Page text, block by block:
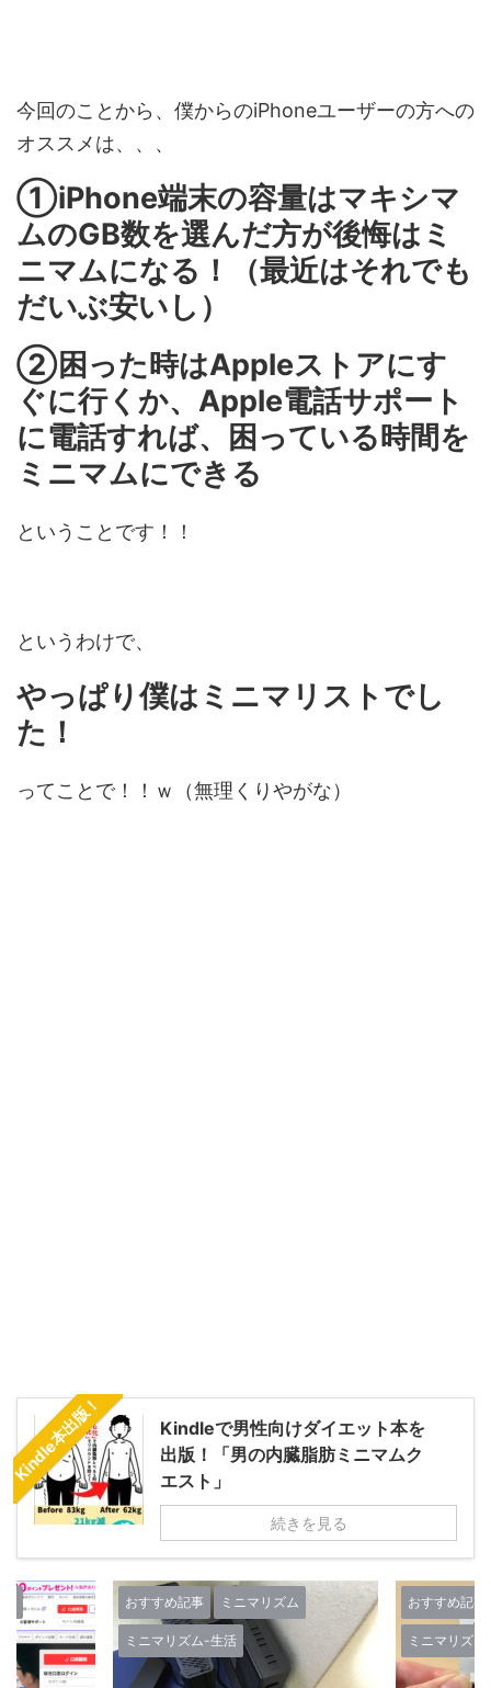
今回のことから、僕からのiPhoneユーザーの方への
オススメは、、、
①iPhone端末の容量はマキシマ
ムのGB数を選んだ方が後悔はミ
ニマムになる！（最近はそれでも
だいぶ安いし）
②困った時はAppleストアにす
ぐに行くか、Apple電話サポート
に電話すれば、困っている時間を
ミニマムにできる
ということです！！
というわけで、
やっぱり僕はミニマリストでし
た！
ってことで！！ｗ（無理くりやがな）
Kindle本出版！
Kindleで男性向けダイエット本を
出版！「男の内臓脂肪ミニマムク
エスト」
続きを見る
ズム おすすめ記事 ミニマリズム
ミニマリズム-生活
おすすめ
ミニマリ
人生-考え